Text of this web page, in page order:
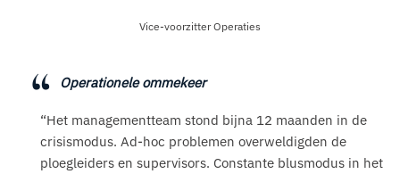
Vice-voorzitter Operaties
Operationele ommekeer
“Het managementteam stond bijna 12 maanden in de
crisismodus. Ad-hoc problemen overweldigden de
ploegleiders en supervisors. Constante blusmodus in het